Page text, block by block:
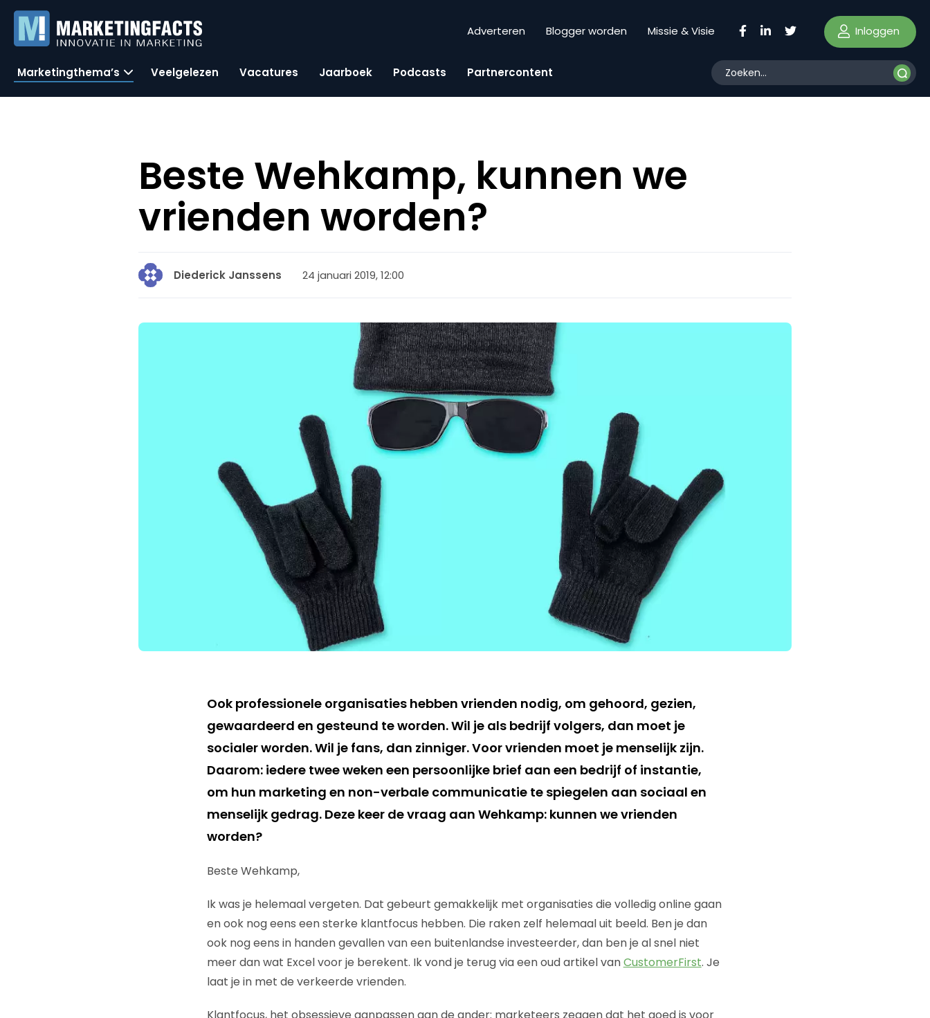
Adverteren Blogger worden Missie & Visie Inloggen
Marketingthema’s Veelgelezen Vacatures Jaarboek Podcasts Partnercontent
Beste Wehkamp, kunnen we
vrienden worden?
Diederick Janssens 24 januari 2019, 12:00
Ook professionele organisaties hebben vrienden nodig, om gehoord, gezien,
gewaardeerd en gesteund te worden. Wil je als bedrijf volgers, dan moet je
socialer worden. Wil je fans, dan zinniger. Voor vrienden moet je menselijk zijn.
Daarom: iedere twee weken een persoonlijke brief aan een bedrijf of instantie,
om hun marketing en non-verbale communicatie te spiegelen aan sociaal en
menselijk gedrag. Deze keer de vraag aan Wehkamp: kunnen we vrienden
worden?
Beste Wehkamp,
Ik was je helemaal vergeten. Dat gebeurt gemakkelijk met organisaties die volledig online gaan
en ook nog eens een sterke klantfocus hebben. Die raken zelf helemaal uit beeld. Ben je dan
ook nog eens in handen gevallen van een buitenlandse investeerder, dan ben je al snel niet
meer dan wat Excel voor je berekent. Ik vond je terug via een oud artikel vanCustomerFirst. Je
laat je in met de verkeerde vrienden.